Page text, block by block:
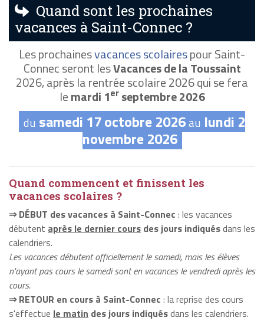
Quand sont les prochaines
vacances à Saint-Connec ?
Les prochainesvacances scolairespour Saint-
Connec seront lesVacances de la Toussaint
2026, après la rentrée scolaire 2026 qui se fera
lemardi 1erseptembre 2026
du samedi 17 octobre 2026au lundi 2
novembre 2026
Quand commencent et finissent les
vacances scolaires ?
⇒ DÉBUT des vacances à Saint-Connec : les vacances
débutent après le dernier cours des jours indiquésdans les
calendriers.
Les vacances débutent officiellement le samedi, mais les élèves
n'ayant pas cours le samedi sont en vacances le vendredi après les
cours.
⇒ RETOUR en cours à Saint-Connec : la reprise des cours
s'effectue le matin des jours indiquésdans les calendriers.